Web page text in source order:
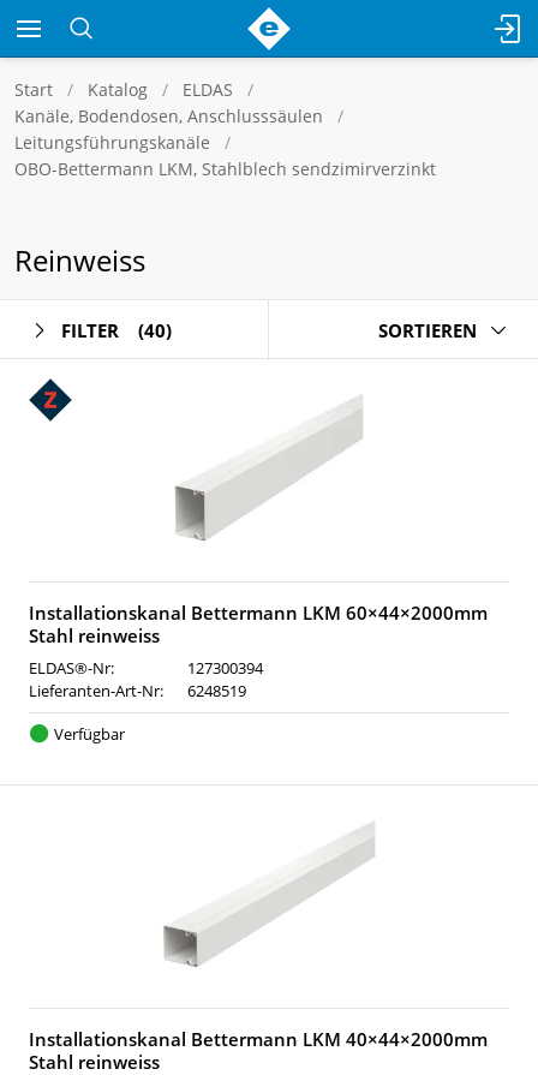
Start Katalog
ELDAS
Kanäle, Bodendosen, Anschlusssäulen
Leitungsführungskanäle
OBO-Bettermann LKM, Stahlblech sendzimirverzinkt
Reinweiss
FILTER (40) SORTIEREN
Installationskanal Bettermann LKM 60×44×2000mm
Stahl reinweiss
ELDAS®-Nr:
127300394
Lieferanten-Art-Nr:
6248519
Verfügbar
Installationskanal Bettermann LKM 40×44×2000mm
Stahl reinweiss